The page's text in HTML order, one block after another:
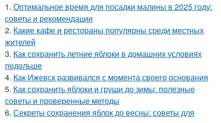
1. Оптимальное время для посадки малины в 2025 году:
советы и рекомендации
2. Какие кафе и рестораны популярны среди местных
жителей
3. Как сохранить летние яблоки в домашних условиях
подольше
4. Как Ижевск развивался с момента своего основания
5. Как сохранить яблоки и груши до зимы: полезные
советы и проверенные методы
6. Секреты сохранения яблок до весны: советы для